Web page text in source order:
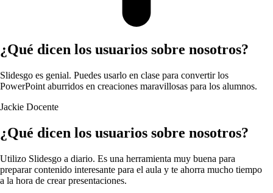
¿Qué dicen los usuarios sobre nosotros?
Slidesgo es genial. Puedes usarlo en clase para convertir los
PowerPoint aburridos en creaciones maravillosas para los alumnos.
Jackie Docente
¿Qué dicen los usuarios sobre nosotros?
Utilizo Slidesgo a diario. Es una herramienta muy buena para
preparar contenido interesante para el aula y te ahorra mucho tiempo
a la hora de crear presentaciones.